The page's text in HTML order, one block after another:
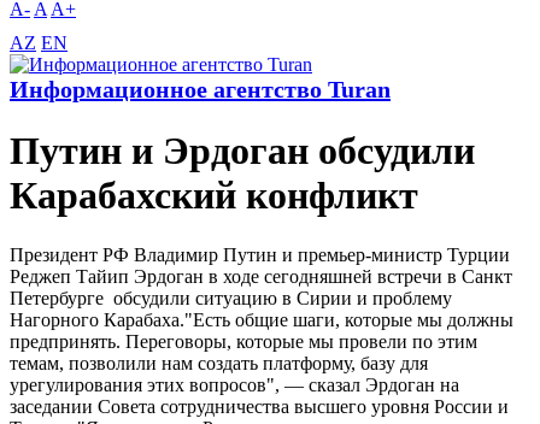
A- A A+
AZ EN
Информационное агентство Turan
Путин и Эрдоган обсудили
Карабахский конфликт
Президент РФ Владимир Путин и премьер-министр Турции
Реджеп Тайип Эрдоган в ходе сегодняшней встречи в Санкт
Петербурге обсудили ситуацию в Сирии и проблему
Нагорного Карабаха."Есть общие шаги, которые мы должны
предпринять. Переговоры, которые мы провели по этим
темам, позволили нам создать платформу, базу для
урегулирования этих вопросов", — сказал Эрдоган на
заседании Совета сотрудничества высшего уровня России и